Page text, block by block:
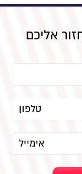
אליכם